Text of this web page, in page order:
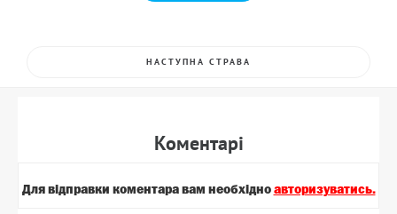
НАСТУПНА СТРАВА
Коментарi
Для вiдправки коментара вам необхiдно авторизуватись.